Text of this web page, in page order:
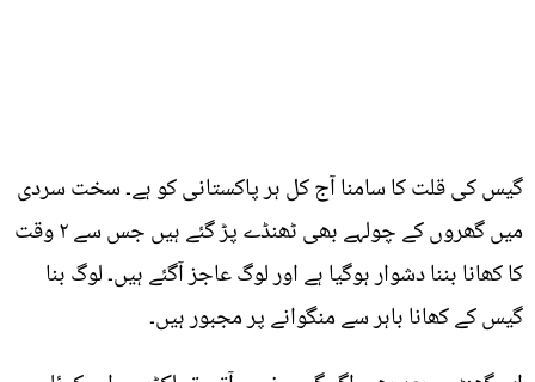
گیس کی قلت کا سامنا آج کل ہر پاکستانی کو ہے۔ سخت سردی
میں گھروں کے چولہے بھی ٹھنڈے پڑ گئے ہیں جس سے ٢ وقت
کا کھانا بننا دشوار ہوگیا ہے اور لوگ عاجز آگئے ہیں۔ لوگ بنا
گیس کے کھانا باہر سے منگوانے پر مجبور ہیں۔